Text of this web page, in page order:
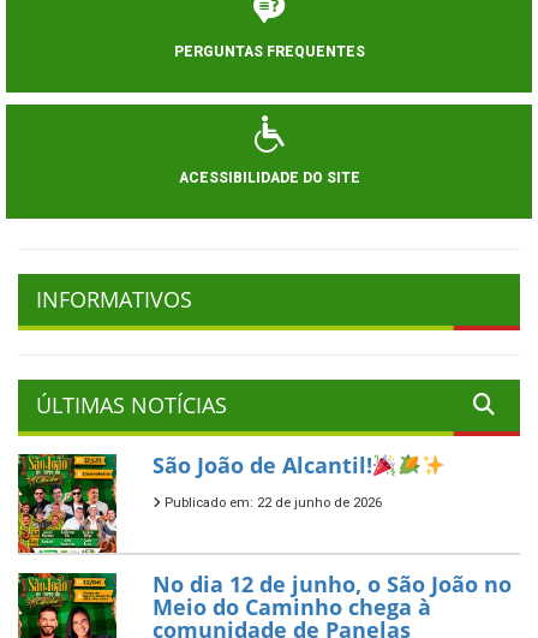
PERGUNTAS FREQUENTES
ACESSIBILIDADE DO SITE
INFORMATIVOS
ÚLTIMAS NOTÍCIAS
São João de Alcantil!
Publicado em: 22 de junho de 2026
No dia 12 de junho, o São João no
Meio do Caminho chega à
comunidade de Panelas